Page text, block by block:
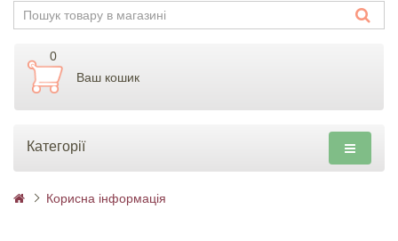
0
Ваш кошик
Категорії
Корисна інформація